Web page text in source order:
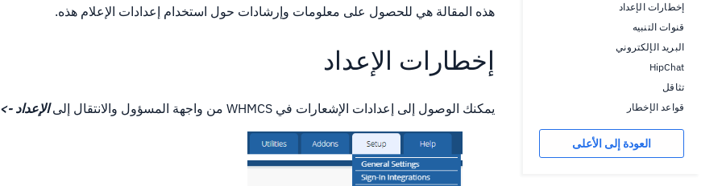
إخطارات الإعداد
قنوات التنبيه
البريد الإلكتروني
HipChat
تثاقل
قواعد الإخطار
العودة إلى الأعلى
هذه المقالة هي للحصول على معلومات وإرشادات حول استخدام إعدادات الإعلام هذه.
إخطارات الإعداد
يمكنك الوصول إلى إعدادات الإشعارات في WHMCS من واجهة المسؤول والانتقال إلى الإعداد